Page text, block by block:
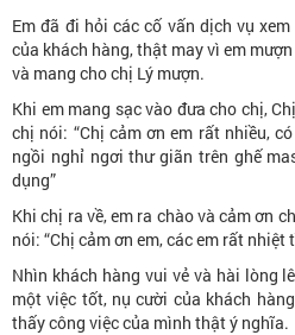
Em đã đi hỏi các cố vấn dịch vụ
của khách hàng, thật may vì em
và mang cho chị Lý mượn.
Khi em mang sạc vào đưa cho chị,
chị nói: “Chị cảm ơn em rất nhiều,
ngồi nghỉ ngơi thư giãn trên ghế
dụng”
Khi chị ra về, em ra chào và cảm ơn
nói: “Chị cảm ơn em, các em rất nhiệt
Nhìn khách hàng vui vẻ và hài lòng
một việc tốt, nụ cười của khách
thấy công việc của mình thật ý nghĩa.